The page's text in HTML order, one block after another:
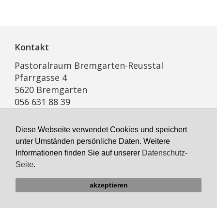
Diese Webseite verwendet Cookies und speichert
unter Umständen persönliche Daten. Weitere
Informationen finden Sie auf unserer Datenschutz-
Seite.
akzeptieren
Kontakt
Pastoralraum Bremgarten-Reusstal
Pfarrgasse 4
5620 Bremgarten
056 631 88 39
Öffnungszeiten Sekretariat
Dienstag bis Freitag